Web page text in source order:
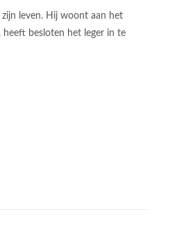
leven. Hij woont aan het
heeft besloten het leger in te